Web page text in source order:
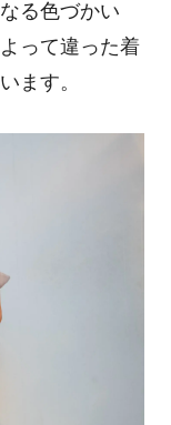
る色づかい
って違った着
ます。